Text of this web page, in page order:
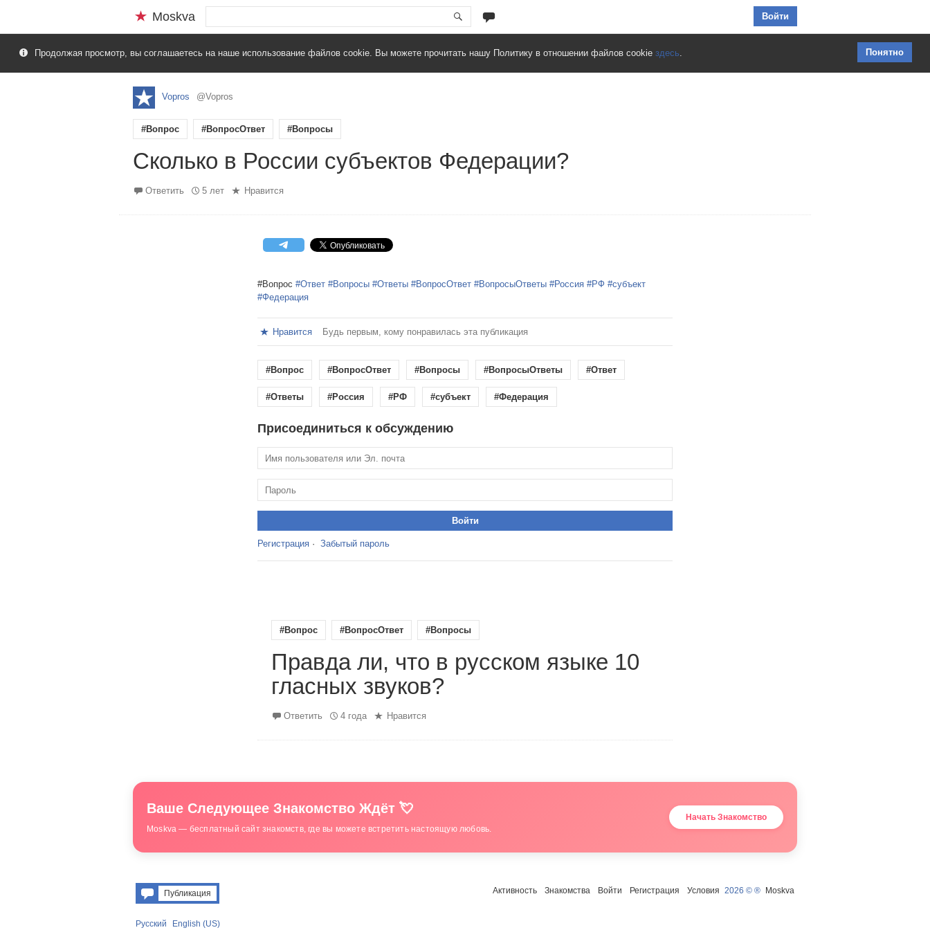
Moskva
Перейти к содержимому
Войти
Понятно
Продолжая просмотр, вы соглашаетесь на наше использование файлов cookie. Вы можете прочитать нашу Политику в отношении файлов cookie здесь.
Vopros @Vopros
#Вопрос #ВопросОтвет #Вопросы
Сколько в России субъектов Федерации?
Ответить 5 лет Нравится
#Вопрос #Ответ #Вопросы #Ответы #ВопросОтвет #ВопросыОтветы #Россия #РФ #субъект
#Федерация
Нравится Будь первым, кому понравилась эта публикация
#Вопрос #ВопросОтвет #Вопросы #ВопросыОтветы #Ответ
#Ответы #Россия #РФ #субъект #Федерация
Присоединиться к обсуждению
Регистрация · Забытый пароль
#Вопрос #ВопросОтвет #Вопросы
Правда ли, что в русском языке 10
гласных звуков?
Ответить 4 года Нравится
Ваше Следующее Знакомство Ждёт 💘
Moskva — бесплатный сайт знакомств, где вы можете встретить настоящую любовь.
Начать Знакомство
Активность Знакомства Войти Регистрация Условия 2026 © ® Moskva
Публикация
Русский English (US)